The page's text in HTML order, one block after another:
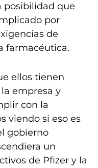
posibilidad que
por
de
farmacéutica.
ellos tienen
empresa y
con la
viendo si eso es
gobierno
un
de Pfizer y la